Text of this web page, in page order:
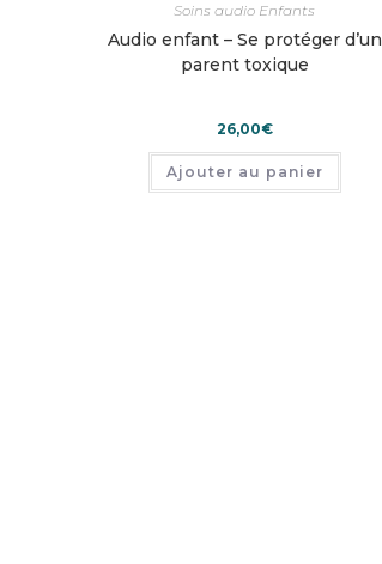
Soins audio Enfants
Audio enfant – Se protéger d’un
parent toxique
26,00€
Ajouter au panier